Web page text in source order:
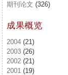
期刊论文 (326)
成果概览
2004 (21)
2003 (26)
2002 (21)
2001 (19)